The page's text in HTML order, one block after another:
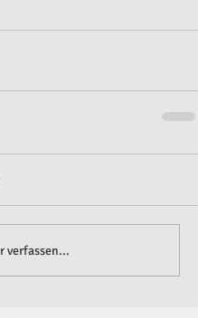
verfassen...